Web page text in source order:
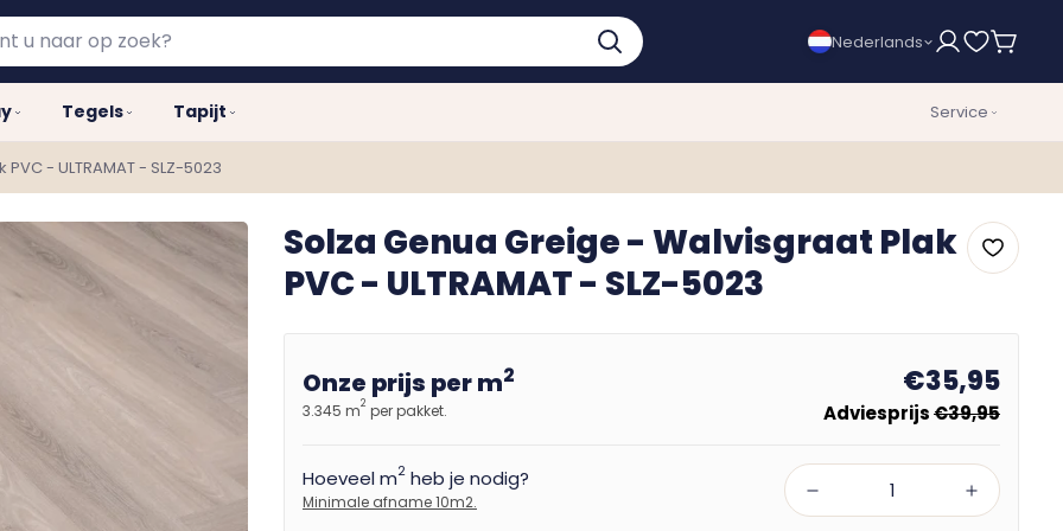
Nederlands
Tegels Tapijt Service
- ULTRAMAT - SLZ-5023
Solza Genua Greige - Walvisgraat Plak
PVC - ULTRAMAT - SLZ-5023
Onze prijs per m2
3.345 m2 per pakket.
€35,95
Adviesprijs€39,95
Hoeveel m2 heb je nodig?
Minimale afname 10m2.